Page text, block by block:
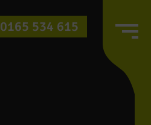
0165 534 615